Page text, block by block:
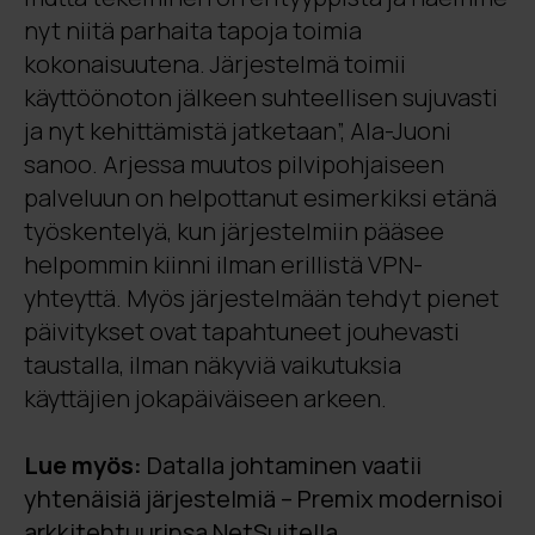
nyt niitä parhaita tapoja toimia
kokonaisuutena. Järjestelmä toimii
käyttöönoton jälkeen suhteellisen sujuvasti
ja nyt kehittämistä jatketaan”, Ala-Juoni
sanoo. Arjessa muutos pilvipohjaiseen
palveluun on helpottanut esimerkiksi etänä
työskentelyä, kun järjestelmiin pääsee
helpommin kiinni ilman erillistä VPN-
yhteyttä. Myös järjestelmään tehdyt pienet
päivitykset ovat tapahtuneet jouhevasti
taustalla, ilman näkyviä vaikutuksia
käyttäjien jokapäiväiseen arkeen.
Lue myös: Datalla johtaminen vaatii
yhtenäisiä järjestelmiä – Premix modernisoi